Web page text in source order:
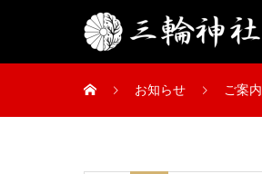
お知らせ ご案内